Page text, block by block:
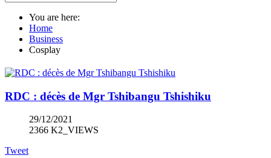
You are here:
Home
Business
Cosplay
RDC : décès de Mgr Tshibangu Tshishiku
29/12/2021
2366 K2_VIEWS
Tweet